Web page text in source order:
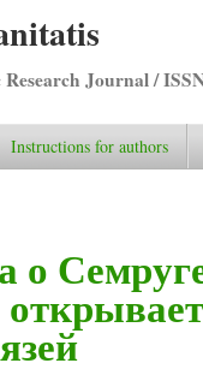
Journal /
Instructions for authors
о